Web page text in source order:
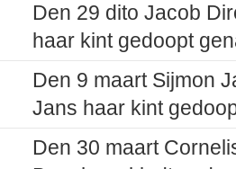
Den 29 dito Jacob
haar kint gedoopt
Den 9 maart Sijmon
Jans haar kint
Den 30 maart